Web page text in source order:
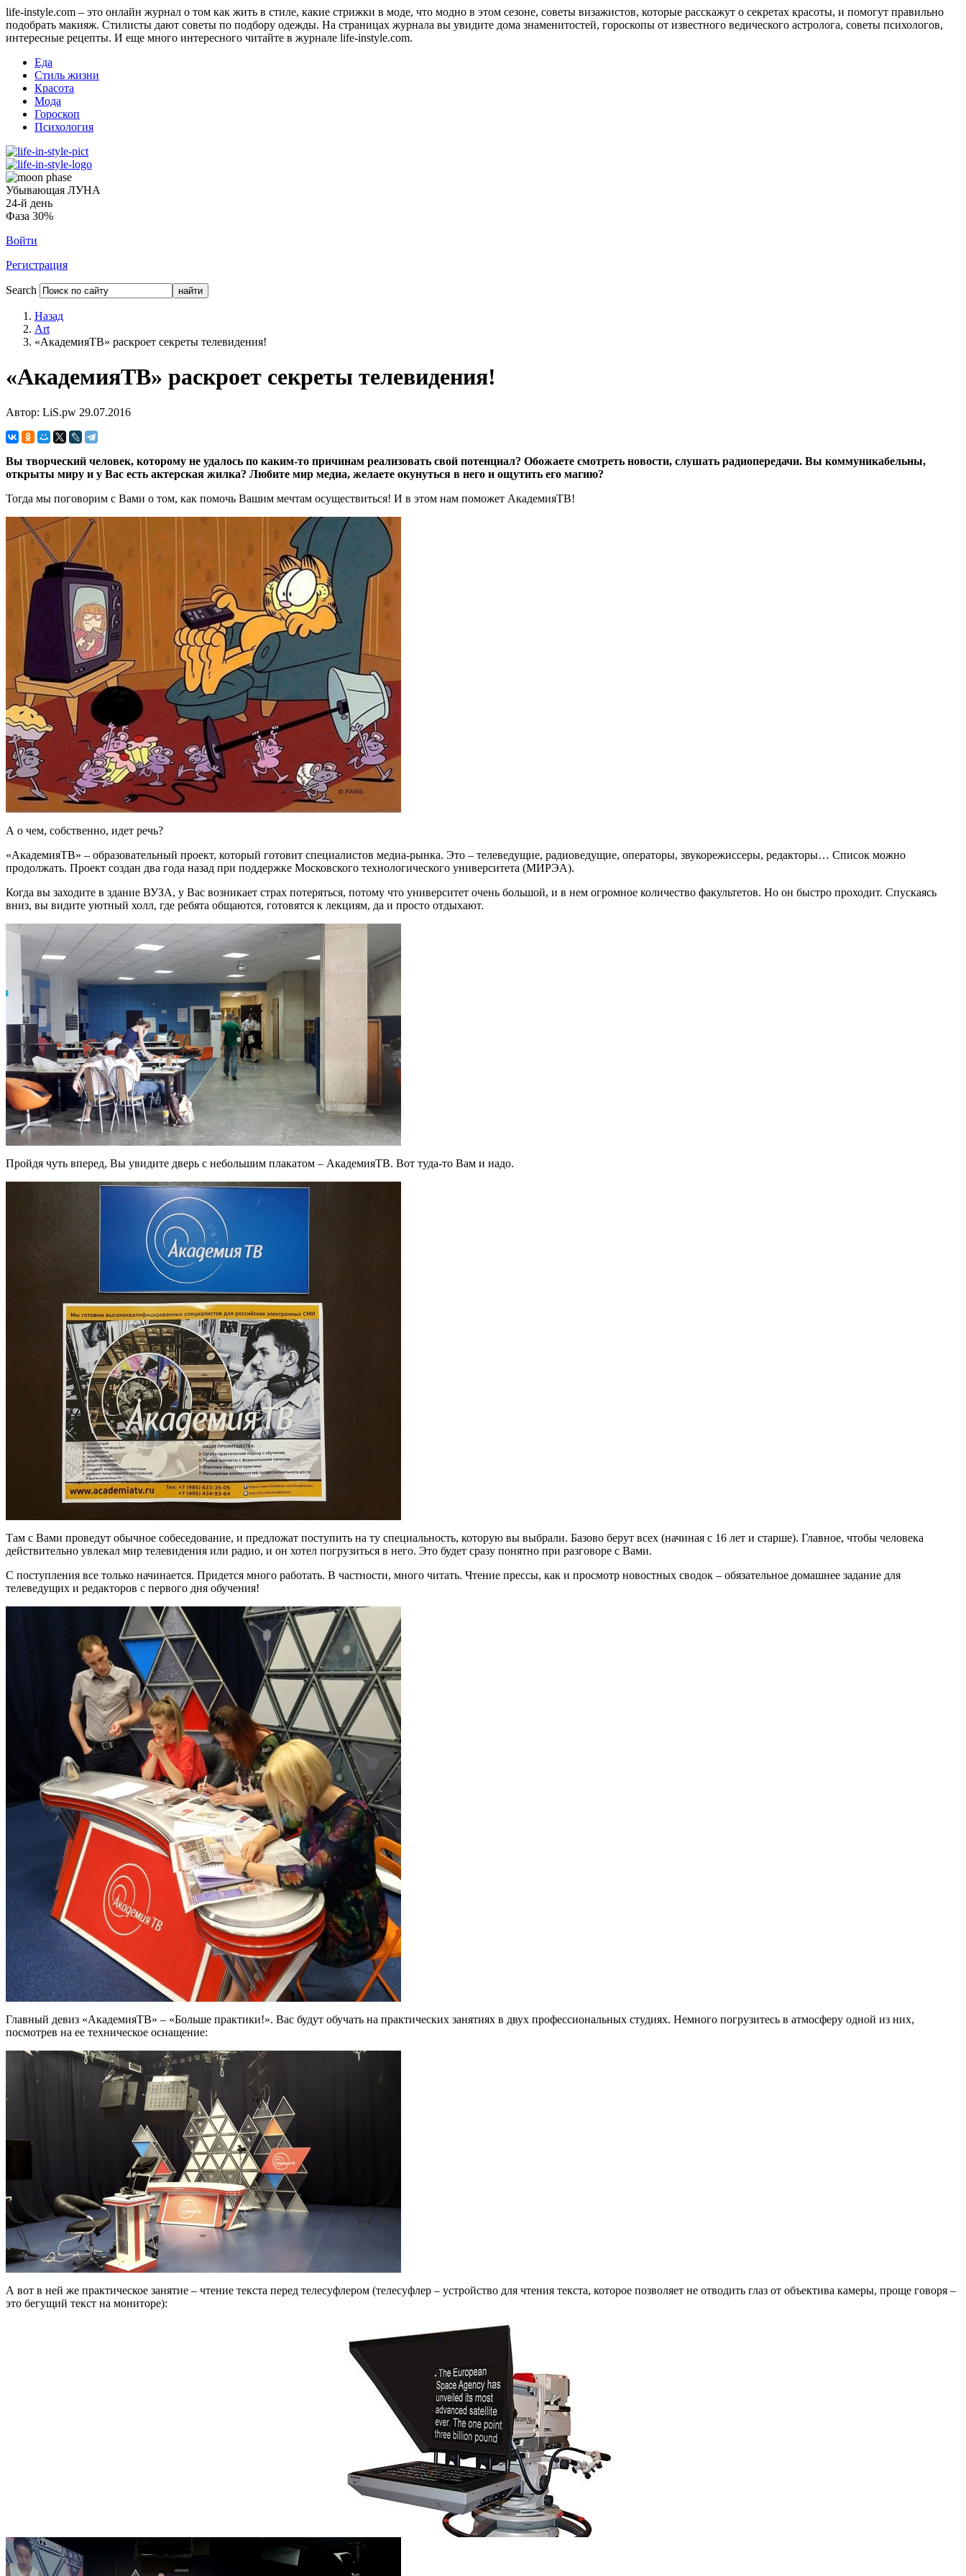
life-instyle.com – это онлайн журнал о том как жить в стиле, какие стрижки в моде, что модно в этом сезоне, советы визажистов, которые расскажут о секретах красоты, и помогут правильно
подобрать макияж. Стилисты дают советы по подбору одежды. На страницах журнала вы увидите дома знаменитостей, гороскопы от известного ведического астролога, советы психологов,
интересные рецепты. И еще много интересного читайте в журнале life-instyle.com.
Еда
Стиль жизни
Красота
Мода
Гороскоп
Психология
Убывающая ЛУНА
24-й день
Фаза 30%
Войти
Регистрация
Search
Назад
Art
«АкадемияТВ» раскроет секреты телевидения!
«АкадемияТВ» раскроет секреты телевидения!
Автор: LiS.pw 29.07.2016
Вы творческий человек, которому не удалось по каким-то причинам реализовать свой потенциал? Обожаете смотреть новости, слушать радиопередачи. Вы коммуникабельны,
открыты миру и у Вас есть актерская жилка? Любите мир медиа, желаете окунуться в него и ощутить его магию?
Тогда мы поговорим с Вами о том, как помочь Вашим мечтам осуществиться! И в этом нам поможет АкадемияТВ!
А о чем, собственно, идет речь?
«АкадемияТВ» – образовательный проект, который готовит специалистов медиа-рынка. Это – телеведущие, радиоведущие, операторы, звукорежиссеры, редакторы… Список можно
продолжать. Проект создан два года назад при поддержке Московского технологического университета (МИРЭА).
Когда вы заходите в здание ВУЗА, у Вас возникает страх потеряться, потому что университет очень большой, и в нем огромное количество факультетов. Но он быстро проходит. Спускаясь
вниз, вы видите уютный холл, где ребята общаются, готовятся к лекциям, да и просто отдыхают.
Пройдя чуть вперед, Вы увидите дверь с небольшим плакатом – АкадемияТВ. Вот туда-то Вам и надо.
Там с Вами проведут обычное собеседование, и предложат поступить на ту специальность, которую вы выбрали. Базово берут всех (начиная с 16 лет и старше). Главное, чтобы человека
действительно увлекал мир телевидения или радио, и он хотел погрузиться в него. Это будет сразу понятно при разговоре с Вами.
С поступления все только начинается. Придется много работать. В частности, много читать. Чтение прессы, как и просмотр новостных сводок – обязательное домашнее задание для
телеведущих и редакторов с первого дня обучения!
Главный девиз «АкадемияТВ» – «Больше практики!». Вас будут обучать на практических занятиях в двух профессиональных студиях. Немного погрузитесь в атмосферу одной из них,
посмотрев на ее техническое оснащение:
А вот в ней же практическое занятие – чтение текста перед телесуфлером (телесуфлер – устройство для чтения текста, которое позволяет не отводить глаз от объектива камеры, проще говоря –
это бегущий текст на мониторе):